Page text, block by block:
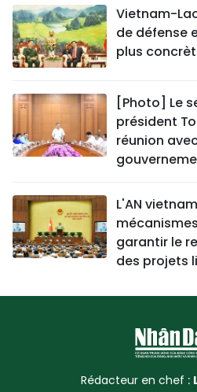
Vietnam-
de défense
plus
[Photo] Le
président
réunion
L'AN
garantir le
des projets
Rédacteur en chef :